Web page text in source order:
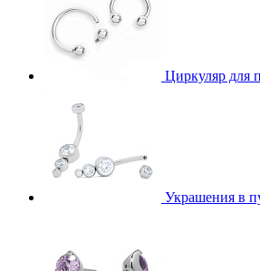
Циркуляр для
Украшения в